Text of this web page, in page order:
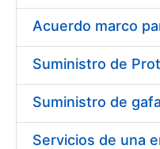
Erakutsi/Ezkutatu